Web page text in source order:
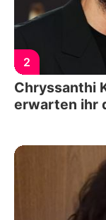
2
Chryssanthi
erwarten ihr